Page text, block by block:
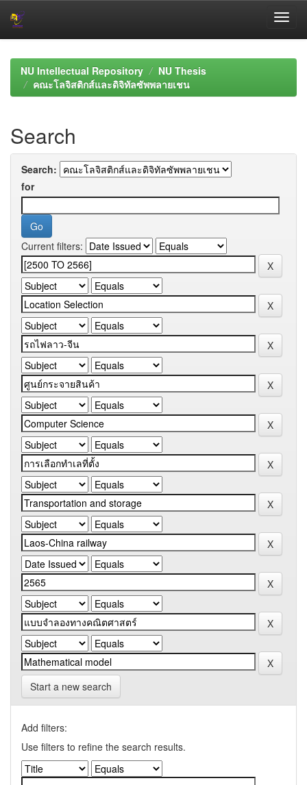
navigationNU Intellectual Repository
NU Thesis
คณะโลจิสติกส์และดิจิทัลซัพพลายเชน
Search
Search:
for
Current filters:
Start a new search
Add filters:
Use filters to refine the search results.